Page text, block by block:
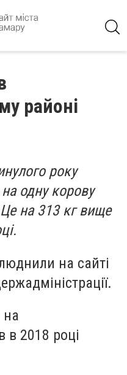
районі
року
одну корову
на 313 кг вище
на сайті
на
в 2018 році